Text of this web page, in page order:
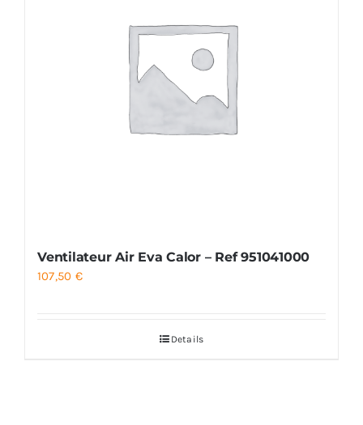
Ventilateur Air Eva Calor – Ref 951041000
107,50 €
Details